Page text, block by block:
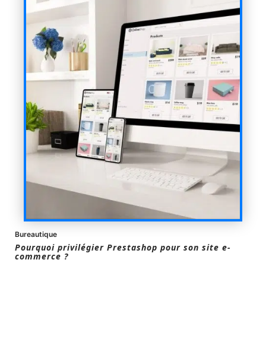
Bureautique
Pourquoi privilégier Prestashop pour son site e-
commerce ?